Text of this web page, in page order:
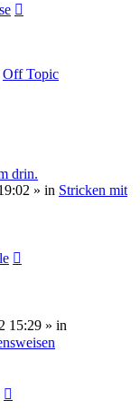
Off Topic
drin.
» in Stricken mit
15:29 » in